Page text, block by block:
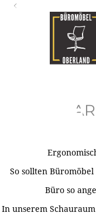
So sollten
Büro so
In unserem